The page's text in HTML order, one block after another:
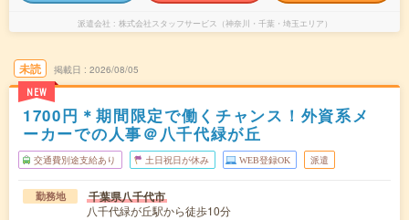
派遣会社 株式会社スタッフサービス（神奈川・千葉・埼玉エリア）
未読
NEW
掲載日 2026/08/05
1700円＊期間限定で働くチャンス！外資系メ
ーカーでの人事＠八千代緑が丘
交通費別途支給あり 土日祝日が休み WEB登録OK 派遣
勤務地 千葉県八千代市
八千代緑が丘駅から徒歩10分